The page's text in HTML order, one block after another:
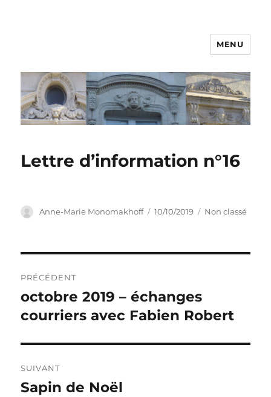
MENU
Lettre d’information n°16
Auteur
Anne-Marie Monomakhoff
Publié
10/10/2019 Catégories
Non classé
de
l’article
PRÉCÉDENT
Publication
précédente :
octobre 2019 – échanges
courriers avec Fabien Robert
SUIVANT
Publication
Sapin de Noël